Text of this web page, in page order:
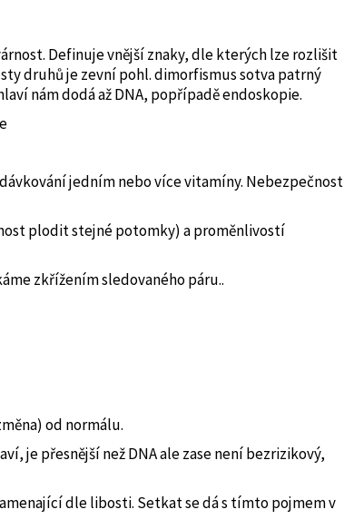
Definuje vnější znaky, dle kterých lze rozlišit
druhů je zevní pohl. dimorfismus sotva patrný
nám dodá až DNA, popřípadě endoskopie.
jedním nebo více vitamíny. Nebezpečnost
plodit stejné potomky) a proměnlivostí
zkřížením sledovaného páru..
od normálu.
je přesnější než DNA ale zase není bezrizikový,
dle libosti. Setkat se dá s tímto pojmem v